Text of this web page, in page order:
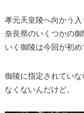
孝元天皇陵へ向かう入
奈良県のいくつかの
いく御陵は今回が初め
御陵に指定されてい
なくないんだけど。